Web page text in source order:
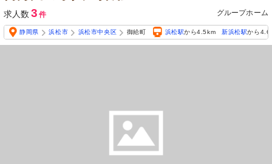
求人数 3 件 グループホーム
静岡県 浜松市 浜松市中央区 御給町 浜松駅から4.5km 新浜松駅から